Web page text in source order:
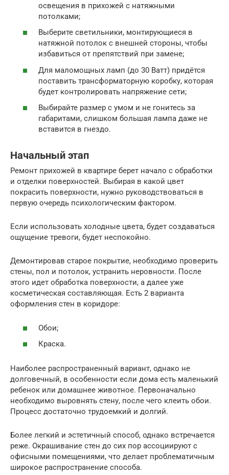
освещения в прихожей с натяжными
потолками;
Выберите светильники, монтирующиеся в
натяжной потолок с внешней стороны, чтобы
избавиться от препятствий при замене;
Для маломощных ламп (до 30 Ватт) придётся
поставить трансформаторную коробку, которая
будет контролировать напряжение сети;
Выбирайте размер с умом и не гонитесь за
габаритами, слишком большая лампа даже не
вставится в гнездо.
Начальный этап
Ремонт прихожей в квартире берет начало с обработки
и отделки поверхностей. Выбирая в какой цвет
покрасить поверхности, нужно руководствоваться в
первую очередь психологическим фактором.
Если использовать холодные цвета, будет создаваться
ощущение тревоги, будет неспокойно.
Демонтировав старое покрытие, необходимо проверить
стены, пол и потолок, устранить неровности. После
этого идет обработка поверхности, а далее уже
косметическая составляющая. Есть 2 варианта
оформления стен в коридоре:
Обои;
Краска.
Наиболее распространенный вариант, однако не
долговечный, в особенности если дома есть маленький
ребенок или домашнее животное. Первоначально
необходимо выровнять стену, после чего клеить обои.
Процесс достаточно трудоемкий и долгий.
Более легкий и эстетичный способ, однако встречается
реже. Окрашивание стен до сих пор ассоциируют с
офисными помещениями, что делает проблематичным
широкое распространение способа.